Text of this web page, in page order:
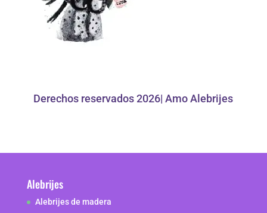
Derechos reservados 2026| Amo Alebrijes
Alebrijes
Alebrijes de madera